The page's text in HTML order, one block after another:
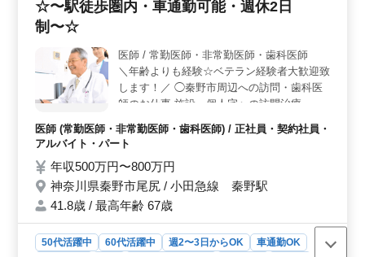
きやすい環境＞ 勤務時間や日数の相談が可能です。ま
た、夜間当直がないため、プライベートな時間を大切に
しながら働くことができます。年末年始や夏期休暇が3日
以上取得できます。
☆〜駅徒歩圏内・車通勤可能・週休2日
制〜☆
医師 / 常勤医師・非常勤医師・歯科医師
＼年齢よりも経験☆ベテラン経験者大歓迎致
します！／ ◯秦野市周辺への訪問・歯科医
師のお仕事 施設、個人宅への訪問治療、一
付き》 新宿区周辺への訪問が中心になりま
す！ 保険診療の外来治療中心【一般歯科/小
児歯科 等】 ◯業務内容 ・歯や歯周病の治療
・予防歯科 ・口腔ケアや審美歯科 ・歯列矯
正 ・歯科検診 ◯ポイント ・駅から徒歩2分
・50代、60代歓迎 ・シニアの方も活躍中 →
勤務日相談可能(その他備考)、社会保険完備
医師 (常勤医師・非常勤医師・歯科医師) / 正社員・契約社員・
アルバイト・パート
年収500万円〜800万円
神奈川県秦野市尾尻 / 小田急線 秦野駅
41.8歳 / 最高年齢 67歳
50代活躍中 60代活躍中 週2〜3日からOK
車通勤OK